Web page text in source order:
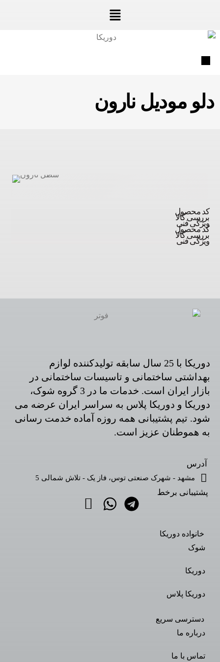
دلو مودیل نارون
کد محصول
بررسی کالا
ویژگی فنی
کد محصول
بررسی کالا
ویژگی فنی
دوریکا با 25 سال سابقه تولیدکننده لوازم
بهداشتی ساختمانی و تاسیسات ساختمانی در
بازار ایران است. خدمات ما در 3 گروه شوک،
دوریکا و دوریکا پلاس به سراسر ایران عرضه می
شود. تیم پشتیبانی همه روزه آماده خدمت رسانی
به هموطنان عزیز است.
آدرس
مشهد - شهرک صنعتی توس، فاز یک - تلاش شمالی 5
پشتیبانی برخط
خانواده دوریکا
شوک
دوریکا
دوریکا پلاس
دسترسی سریع
درباره ما
تماس با ما